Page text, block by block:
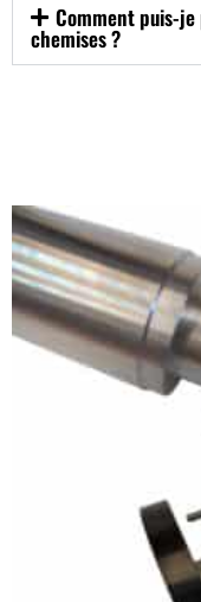
Comment puis-je
chemises ?